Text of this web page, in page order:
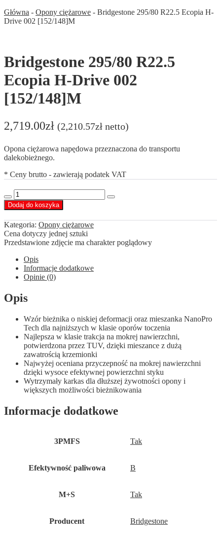
Główna - Opony ciężarowe - Bridgestone 295/80 R22.5 Ecopia H-
Drive 002 [152/148]M
Bridgestone 295/80 R22.5
Ecopia H-Drive 002
[152/148]M
2,719.00zł (2,210.57zł netto)
Opona ciężarowa napędowa przeznaczona do transportu
dalekobieżnego.
* Ceny brutto - zawierają podatek VAT
Decrease
quantity
ilość
Bridgestone
295/80
R22.5
Ecopia
H-
Drive
002
[152/148]M
Increase
Dodaj do koszyka
Kategoria: Opony ciężarowe
Cena dotyczy jednej sztuki
Przedstawione zdjęcie ma charakter poglądowy
Opis
Informacje dodatkowe
Opinie (0)
Opis
Wzór bieżnika o niskiej deformacji oraz mieszanka NanoPro
Tech dla najniższych w klasie oporów toczenia
Najlepsza w klasie trakcja na mokrej nawierzchni,
potwierdzona przez TUV, dzięki mieszance z dużą
zawatrością krzemionki
Najwyżej oceniana przyczepność na mokrej nawierzchni
dzięki wysoce efektywnej powierzchni styku
Wytrzymały karkas dla dłuższej żywotności opony i
większych możliwości bieżnikowania
Informacje dodatkowe
3PMFS Tak
Efektywność paliwowa B
M+S Tak
Producent Bridgestone